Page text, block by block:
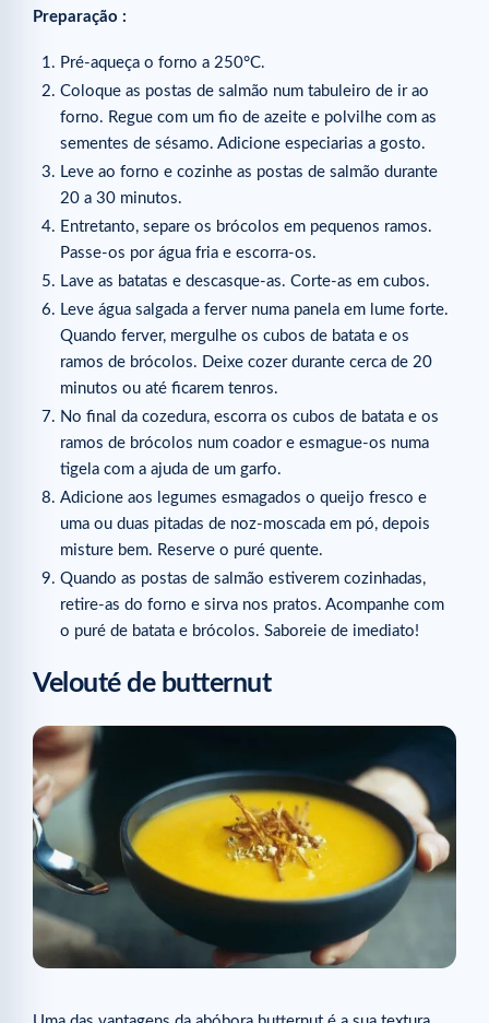
Preparação :
Pré-aqueça o forno a 250°C.
Coloque as postas de salmão num tabuleiro de ir ao
forno. Regue com um fio de azeite e polvilhe com as
sementes de sésamo. Adicione especiarias a gosto.
Leve ao forno e cozinhe as postas de salmão durante
20 a 30 minutos.
Entretanto, separe os brócolos em pequenos ramos.
Passe-os por água fria e escorra-os.
Lave as batatas e descasque-as. Corte-as em cubos.
Leve água salgada a ferver numa panela em lume forte.
Quando ferver, mergulhe os cubos de batata e os
ramos de brócolos. Deixe cozer durante cerca de 20
minutos ou até ficarem tenros.
No final da cozedura, escorra os cubos de batata e os
ramos de brócolos num coador e esmague-os numa
tigela com a ajuda de um garfo.
Adicione aos legumes esmagados o queijo fresco e
uma ou duas pitadas de noz-moscada em pó, depois
misture bem. Reserve o puré quente.
Quando as postas de salmão estiverem cozinhadas,
retire-as do forno e sirva nos pratos. Acompanhe com
o puré de batata e brócolos. Saboreie de imediato!
Velouté de butternut